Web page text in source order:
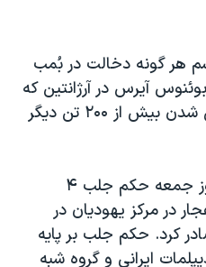
هر گونه دخالت در بُمب
آيرس در آرژانتين که
منجر به قتل ۸۵ نفر و زخمی شدن بيش از ۲۰۰ تن ديگر
يک قاضی فدرال آرژانتينی، روز جمعه حکم جلب ۴
در مرکز يهوديان در
کرد. حکم جلب بر پايه
اخيری است که ۴ ديپلمات ايرانی و گروه شبه